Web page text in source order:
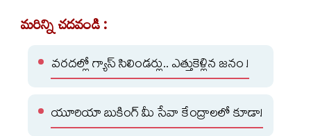
మరిన్ని చదవండి :
వరదల్లో గ్యాస్ సిలిండర్లు.. ఎత్తుకెళ్లిన జనం !
యూరియా బుకింగ్ మీ సేవా కేంద్రాలలో కూడా!